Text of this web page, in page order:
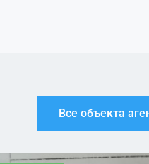
Все объекта